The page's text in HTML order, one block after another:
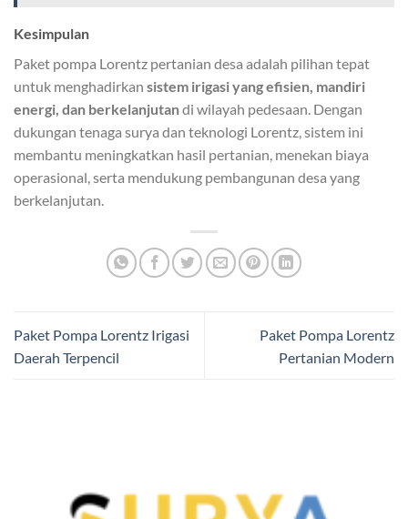
Kesimpulan
Paket pompa Lorentz pertanian desa adalah pilihan tepat
untuk menghadirkan sistem irigasi yang efisien, mandiri
energi, dan berkelanjutandi wilayah pedesaan. Dengan
dukungan tenaga surya dan teknologi Lorentz, sistem ini
membantu meningkatkan hasil pertanian, menekan biaya
operasional, serta mendukung pembangunan desa yang
berkelanjutan.
Paket Pompa Lorentz Irigasi
Daerah Terpencil
Paket Pompa Lorentz
Pertanian Modern